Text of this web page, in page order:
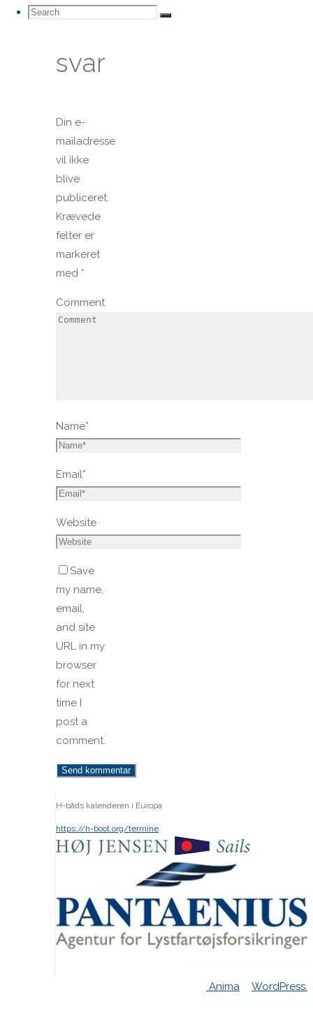
Search
Search
Search
et
svar
Din e-
mailadresse
vil ikke
blive
publiceret.
Krævede
felter er
markeret
med *
Comment
Name*
Email*
Website
Save
my name,
email,
and site
URL in my
browser
for next
time I
post a
comment.
H-båds kalenderen i Europa
https://h-boot.org/termine
Anima WordPress.